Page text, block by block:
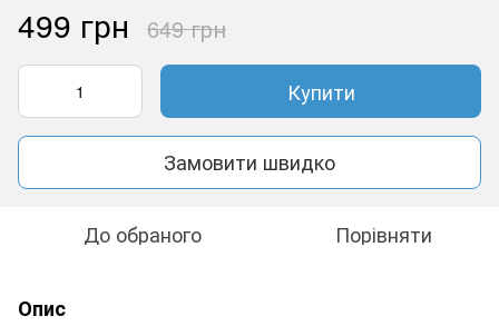
499 грн 649 грн
Купити
Замовити швидко
До обраного Порівняти
Опис